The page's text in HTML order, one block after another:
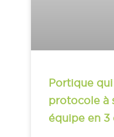
Portique
protocole à
équipe en 3